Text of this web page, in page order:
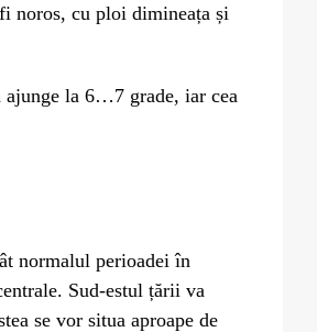
noros, cu ploi dimineața și
ajunge la 6…7 grade, iar cea
normalul perioadei în
Sud-estul țării va
se vor situa aproape de